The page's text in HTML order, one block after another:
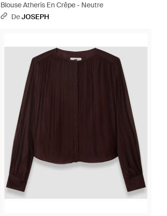
Blouse Atheris En Crêpe - Neutre
DeJOSEPH